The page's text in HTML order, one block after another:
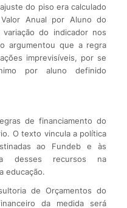
do piso era calculado
Anual por Aluno do
do indicador nos
argumentou que a regra
imprevisíveis, por se
por aluno definido
de financiamento do
O texto vincula a política
ao Fundeb e às
desses recursos na
educação.
de Orçamentos do
da medida será